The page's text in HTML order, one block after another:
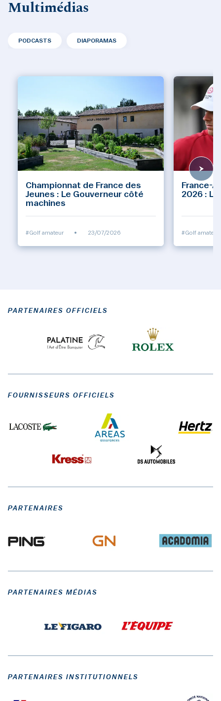
Multimédias
PODCASTS DIAPORAMAS
Championnat de France des
Jeunes : Le Gouverneur côté
machines
#Golf amateur • 23/07/2026
France-
2026 :
#Golf amateur
PARTENAIRES OFFICIELS
FOURNISSEURS OFFICIELS
PARTENAIRES
PARTENAIRES MÉDIAS
PARTENAIRES INSTITUTIONNELS